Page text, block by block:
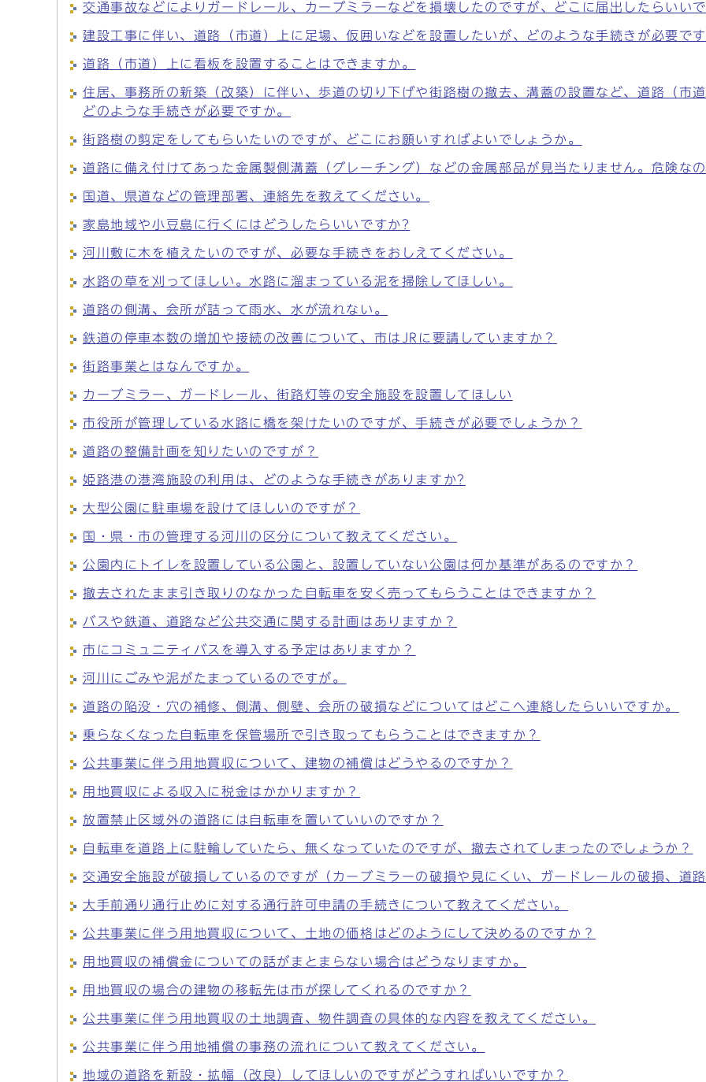
交通事故などによりガードレール、カーブミラーなどを損壊したのですが、どこに届出したらいいで
建設工事に伴い、道路（市道）上に足場、仮囲いなどを設置したいが、どのような手続きが必要です
道路（市道）上に看板を設置することはできますか。
住居、事務所の新築（改築）に伴い、歩道の切り下げや街路樹の撤去、溝蓋の設置など、道路（市
どのような手続きが必要ですか。
街路樹の剪定をしてもらいたいのですが、どこにお願いすればよいでしょうか。
道路に備え付けてあった金属製側溝蓋（グレーチング）などの金属部品が見当たりません。危険な
国道、県道などの管理部署、連絡先を教えてください。
家島地域や小豆島に行くにはどうしたらいいですか?
河川敷に木を植えたいのですが、必要な手続きをおしえてください。
水路の草を刈ってほしい。水路に溜まっている泥を掃除してほしい。
道路の側溝、会所が詰って雨水、水が流れない。
鉄道の停車本数の増加や接続の改善について、市はJRに要請していますか？
街路事業とはなんですか。
カーブミラー、ガードレール、街路灯等の安全施設を設置してほしい
市役所が管理している水路に橋を架けたいのですが、手続きが必要でしょうか？
道路の整備計画を知りたいのですが？
姫路港の港湾施設の利用は、どのような手続きがありますか?
大型公園に駐車場を設けてほしいのですが？
国・県・市の管理する河川の区分について教えてください。
公園内にトイレを設置している公園と、設置していない公園は何か基準があるのですか？
撤去されたまま引き取りのなかった自転車を安く売ってもらうことはできますか？
バスや鉄道、道路など公共交通に関する計画はありますか？
市にコミュニティバスを導入する予定はありますか？
河川にごみや泥がたまっているのですが。
道路の陥没・穴の補修、側溝、側壁、会所の破損などについてはどこへ連絡したらいいですか。
乗らなくなった自転車を保管場所で引き取ってもらうことはできますか？
公共事業に伴う用地買収について、建物の補償はどうやるのですか？
用地買収による収入に税金はかかりますか？
放置禁止区域外の道路には自転車を置いていいのですか？
自転車を道路上に駐輪していたら、無くなっていたのですが、撤去されてしまったのでしょうか？
交通安全施設が破損しているのですが（カーブミラーの破損や見にくい、ガードレールの破損、道
大手前通り通行止めに対する通行許可申請の手続きについて教えてください。
公共事業に伴う用地買収について、土地の価格はどのようにして決めるのですか？
用地買収の補償金についての話がまとまらない場合はどうなりますか。
用地買収の場合の建物の移転先は市が探してくれるのですか？
公共事業に伴う用地買収の土地調査、物件調査の具体的な内容を教えてください。
公共事業に伴う用地補償の事務の流れについて教えてください。
地域の道路を新設・拡幅（改良）してほしいのですがどうすればいいですか？